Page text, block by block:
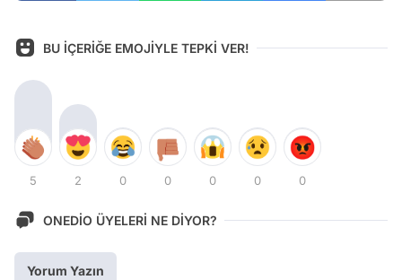
BU İÇERİĞE EMOJİYLE TEPKİ VER!
5 2 0 0 0 0 0
ONEDİO ÜYELERİ NE DİYOR?
Yorum Yazın